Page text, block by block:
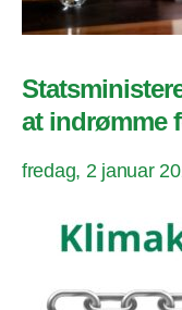
at indrømme
fredag, 2 januar